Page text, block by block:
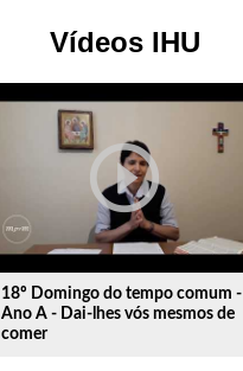
Vídeos IHU
play_circle_outline
18º Domingo do tempo comum -
Ano A - Dai-lhes vós mesmos de
comer